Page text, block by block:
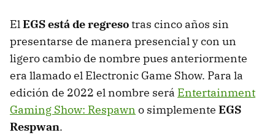
ElEGS está de regresotras cinco años sin
presentarse de manera presencial y con un
ligero cambio de nombre pues anteriormente
era llamado el Electronic Game Show. Para la
edición de 2022 el nombre será Entertainment
Gaming Show: Respawn o simplemente EGS
Respwan.